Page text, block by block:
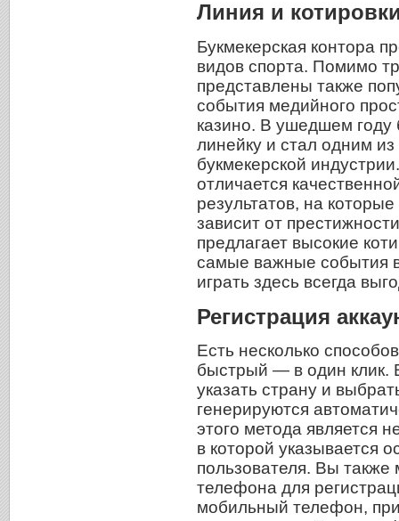
Линия и
Букмекерская контора
видов спорта. Помимо
представлены также
события медийного
казино. В ушедшем году
линейку и стал одним
букмекерской
отличается
результатов, на
зависит от
предлагает высокие
самые важные события
играть здесь всегда
Регистрация
Есть несколько
быстрый — в один клик.
указать страну и
генерируются
этого метода является
в которой указывается
пользователя. Вы
телефона для
мобильный телефон,